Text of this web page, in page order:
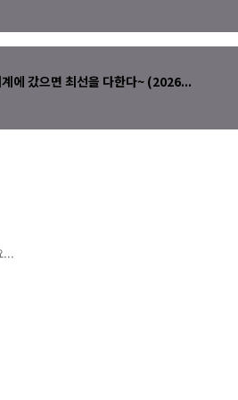
에 갔으면 최선을 다한다~ (2026...